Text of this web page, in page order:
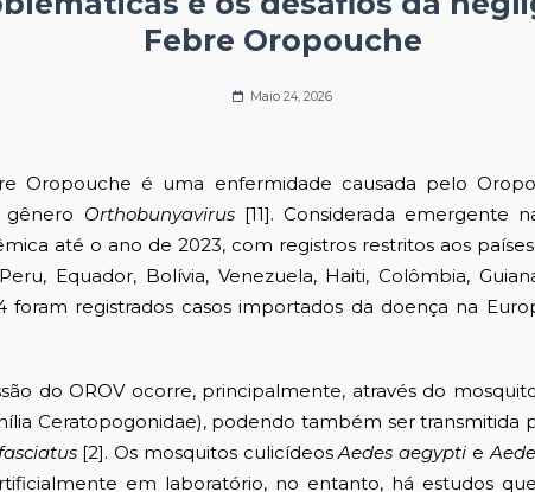
Febre Oropouche
Maio 24, 2026
é uma enfermidade causada pelo
Orthobunyavirus [11]. Considerada emergente
até o ano de 2023, com registros restritos aos
Equador, Bolívia, Venezuela, Haiti, Colômbia,
foram registrados casos importados da doença na
OROV ocorre, principalmente, através do
Ceratopogonidae), podendo também ser transmitida
[2]. Os mosquitos culicídeosAedes aegypti e
em laboratório, no entanto, há estudos